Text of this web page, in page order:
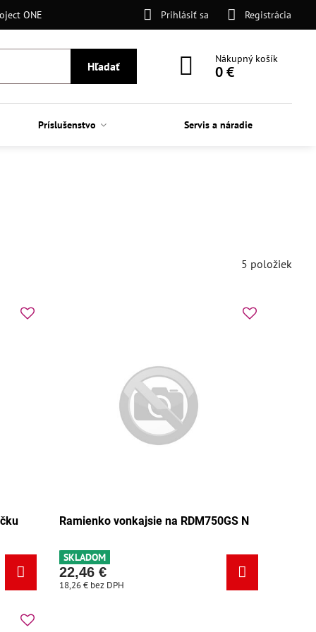
ONE Prihlásiť sa Registrácia
Hľadať
Nákupný košík
0 €
Príslušenstvo Servis a náradie
5 položiek
Ramienko vonkajsie na RDM750GS N
SKLADOM
22,46 €
18,26 € bez DPH